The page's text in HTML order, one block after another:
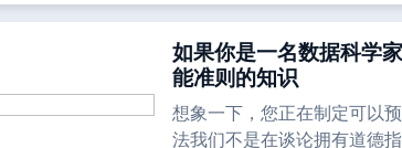
如果你是一名数据科学
能准则的知识
想象一下，您正在制定可以
法我们不是在谈论拥有道德